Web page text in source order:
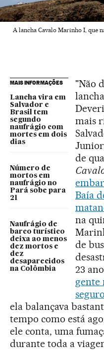
A lancha Cavalo Marinho I, que
MAIS INFORMAÇÕES
Lancha vira em
Salvador e
Brasil tem
segundo
naufrágio com
mortes em dois
dias
Número de
mortos em
naufrágio no
Pará sobe para
21
Naufrágio de
barco turístico
deixa ao menos
dez mortos e
dez
desaparecidos
na Colômbia
"Não
mais
de
Baía
na
de
23
gente
seguro
ela balançava
tempo como está
ele conta, uma
durante toda a